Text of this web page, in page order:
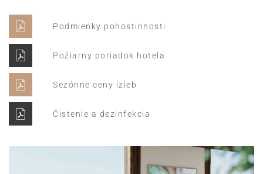
Podmienky pohostinnosti
Požiarny poriadok hotela
Sezónne ceny izieb
Čistenie a dezinfekcia